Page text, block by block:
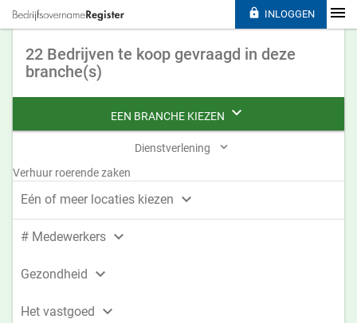
22 Bedrijven te koop gevraagd in deze
branche(s)
EEN BRANCHE KIEZEN 
Dienstverlening 
Verhuur roerende zaken
Eén of meer locaties kiezen 
# Medewerkers 
Gezondheid 
Het vastgoed 
 INLOGGEN